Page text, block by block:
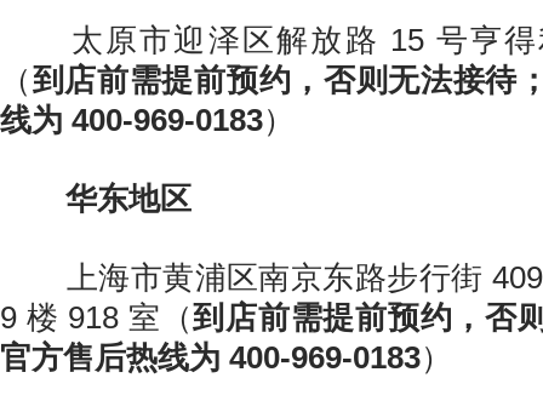
太原市迎泽区解放路 15 号亨得
（到店前需提前预约，否则无法接待
线为 400-969-0183）
华东地区
上海市黄浦区南京东路步行街 409
9 楼 918 室（到店前需提前预约，否
官方售后热线为 400-969-0183）